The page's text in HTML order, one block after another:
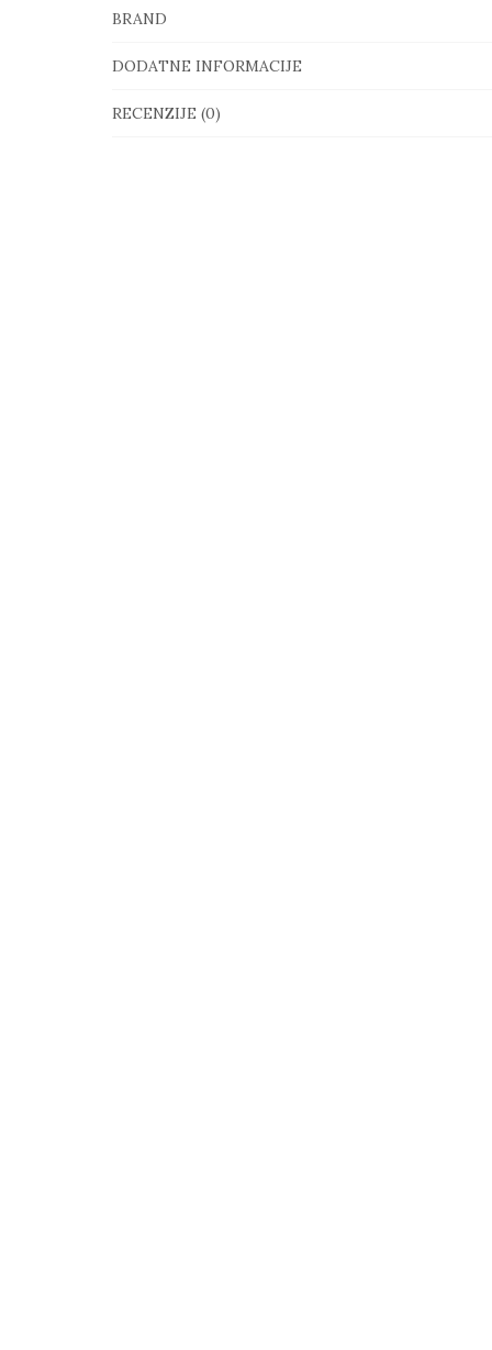
BRAND
DODATNE INFORMACIJE
RECENZIJE (0)